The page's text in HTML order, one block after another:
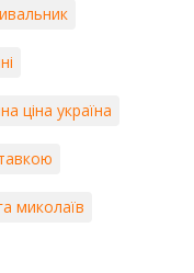
ціна україна
миколаїв